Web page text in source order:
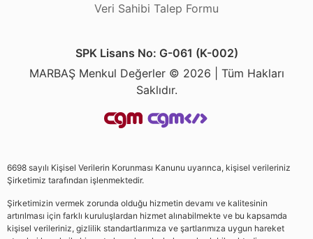
Veri Sahibi Talep Formu
SPK Lisans No: G-061 (K-002)
MARBAŞ Menkul Değerler © 2026 | Tüm Hakları
Saklıdır.
6698 sayılı Kişisel Verilerin Korunması Kanunu uyarınca, kişisel verileriniz
Şirketimiz tarafından işlenmektedir.
Şirketimizin vermek zorunda olduğu hizmetin devamı ve kalitesinin
artırılması için farklı kuruluşlardan hizmet alınabilmekte ve bu kapsamda
kişisel verileriniz, gizlilik standartlarımıza ve şartlarımıza uygun hareket